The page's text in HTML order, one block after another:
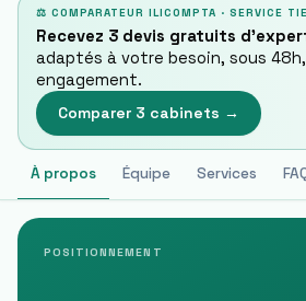
⚖ COMPARATEUR ILICOMPTA · SERVICE
Recevez 3 devis gratuits
adaptés à votre besoin, sous
engagement.
Comparer 3 cabinets →
À propos Équipe Services
POSITIONNEMENT